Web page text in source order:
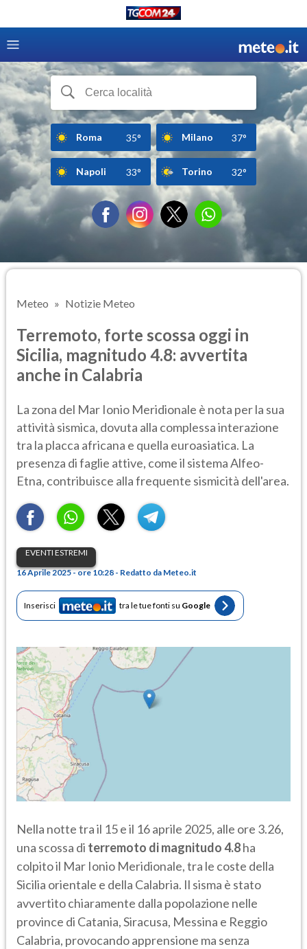
Roma 35° Milano 37°
Napoli 33° Torino 32°
Meteo Notizie Meteo
Terremoto, forte scossa oggi in
Sicilia, magnitudo 4.8: avvertita
anche in Calabria
La zona del Mar Ionio Meridionale è nota per la sua
attività sismica, dovuta alla complessa interazione
tra la placca africana e quella euroasiatica. La
presenza di faglie attive, come il sistema Alfeo-
Etna, contribuisce alla frequente sismicità dell'area.
EVENTI ESTREMI
16 Aprile 2025 - ore 10:28 - Redatto da Meteo.it
Inserisci tra le tue fonti su Google
Nella notte tra il 15 e il 16 aprile 2025, alle ore 3.26,
una scossa di terremoto di magnitudo 4.8ha
colpito il Mar Ionio Meridionale, tra le coste della
Sicilia orientale e della Calabria. Il sisma è stato
avvertito chiaramente dalla popolazione nelle
province di Catania, Siracusa, Messina e Reggio
Calabria, provocando apprensione ma senza